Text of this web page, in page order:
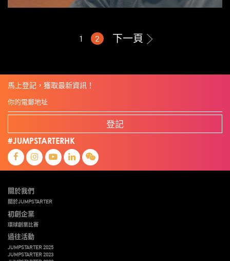
1 2 下一頁
馬上登記，獲取最新資訊！
登記
#JUMPSTARTERHK
關於我們
關於JUMPSTARTER
初創企業
環球創業比賽
過往活動
JUMPSTARTER 2025
JUMPSTARTER 2023